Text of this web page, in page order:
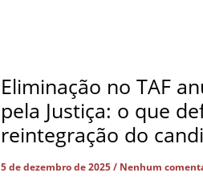
Eliminação no TAF
pela Justiça: o que
reintegração do
5 de dezembro de 2025 Nenhum